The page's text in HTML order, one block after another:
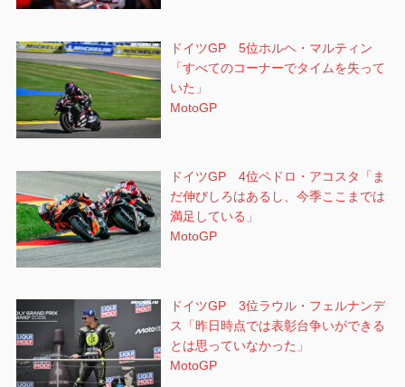
ドイツGP 5位ホルヘ・マルティン
「すべてのコーナーでタイムを失って
いた」
MotoGP
ドイツGP 4位ペドロ・アコスタ「ま
だ伸びしろはあるし、今季ここまでは
満足している」
MotoGP
ドイツGP 3位ラウル・フェルナンデ
ス「昨日時点では表彰台争いができる
とは思っていなかった」
MotoGP